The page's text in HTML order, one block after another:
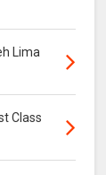
Lima
Class